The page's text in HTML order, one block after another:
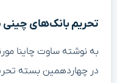
تحریم بانک‌های چینی
به نوشته ساوت چاینا